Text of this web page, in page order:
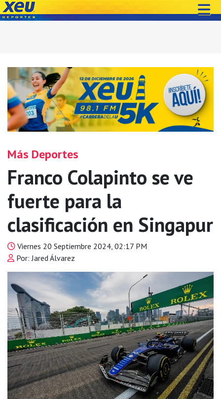
Más Deportes
Franco Colapinto se ve
fuerte para la
clasificación en Singapur
Viernes 20 Septiembre 2024, 02:17 PM
Por: Jared Álvarez